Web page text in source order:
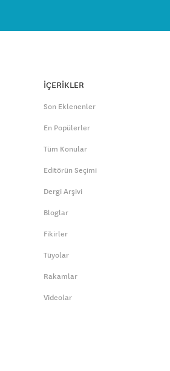
İÇERİKLER
Son Eklenenler
En Popülerler
Tüm Konular
Editörün Seçimi
Dergi Arşivi
Bloglar
Fikirler
Tüyolar
Rakamlar
Videolar